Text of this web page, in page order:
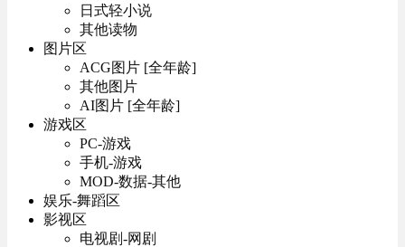
日式轻小说
其他读物
图片区
ACG图片 [全年龄]
其他图片
AI图片 [全年龄]
游戏区
PC-游戏
手机-游戏
MOD-数据-其他
娱乐-舞蹈区
影视区
电视剧-网剧